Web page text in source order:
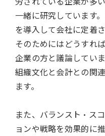
一緒に研究しています
を導入して会社に定着
そのためにはどうすれ
企業の方と議論してい
組織文化と会計との関
ます。
また、バランスト・ス
ョンや戦略を効果的に